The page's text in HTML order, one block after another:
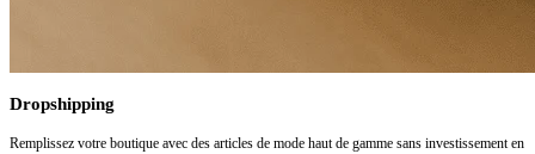
Dropshipping
Remplissez votre boutique avec des articles de mode haut de gamme sans investissement en